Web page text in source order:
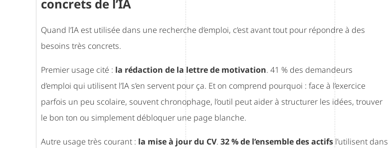
concrets de l’IA
Quand l’IA est utilisée dans une recherche d’emploi, c’est avant tout pour répondre à des
besoins très concrets.
Premier usage cité : la rédaction de la lettre de motivation. 41 % des demandeurs
d’emploi qui utilisent l’IA s’en servent pour ça. Et on comprend pourquoi : face à l’exercice
parfois un peu scolaire, souvent chronophage, l’outil peut aider à structurer les idées, trouver
le bon ton ou simplement débloquer une page blanche.
Autre usage très courant : la mise à jour du CV. 32 % de l’ensemble des actifsl’utilisent dans